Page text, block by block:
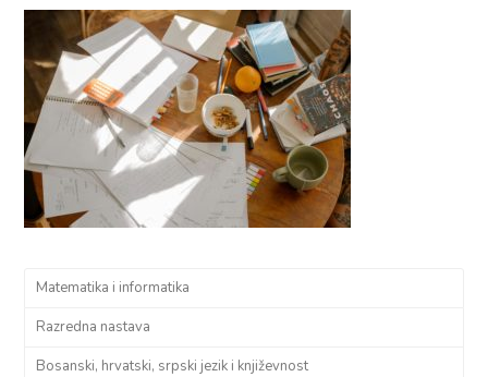
Matematika i informatika
Razredna nastava
Bosanski, hrvatski, srpski jezik i književnost